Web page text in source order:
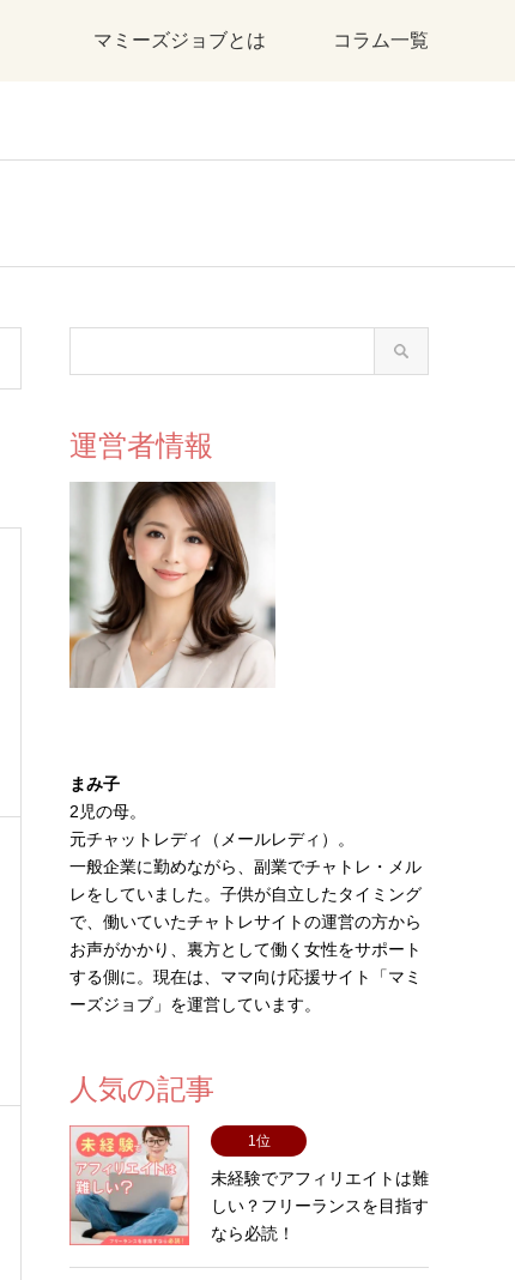
マミーズジョブとは コラム一覧
運営者情報
まみ子
2児の母。
元チャットレディ（メールレディ）。
一般企業に勤めながら、副業でチャトレ・メル
レをしていました。子供が自立したタイミング
で、働いていたチャトレサイトの運営の方から
お声がかかり、裏方として働く女性をサポート
する側に。現在は、ママ向け応援サイト「マミ
ーズジョブ」を運営しています。
人気の記事
1位
未経験でアフィリエイトは難
しい？フリーランスを目指す
なら必読！